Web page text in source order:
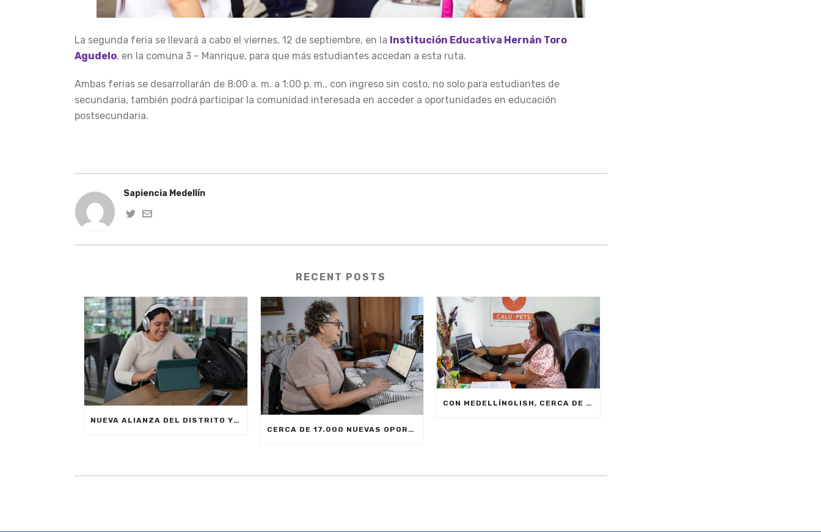
La segunda feria se llevará a cabo el viernes, 12 de septiembre, en la Institución Educativa Hernán Toro
Agudelo, en la comuna 3 – Manrique, para que más estudiantes accedan a esta ruta.
Ambas ferias se desarrollarán de 8:00 a. m. a 1:00 p. m., con ingreso sin costo, no solo para estudiantes de
secundaria, también podrá participar la comunidad interesada en acceder a oportunidades en educación
postsecundaria.
Sapiencia Medellín
RECENT POSTS
NUEVA ALIANZA DEL DISTRITO Y LA EMPRESA PRIVADA PERMITIRÁ FORMAR A CIUDADANOS DE MEDELLÍN EN INTELIGENCIA ARTIFICIAL APLICADA A LOS NEGOCIOS
CERCA DE 17.000 NUEVAS OPORTUNIDADES DE ESTUDIO SIN COSTO PARA MEDELLÍN
CON MEDELLÍNGLISH, CERCA DE 2.000 CIUDADANOS SE FORMARÁN EN INGLÉS FUNCIONAL PARA EL TRABAJO